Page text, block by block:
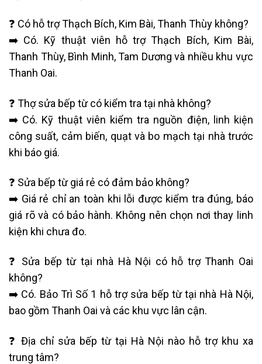
❓ Có hỗ trợ Thạch Bích, Kim Bài, Thanh Thùy không?
➡️ Có. Kỹ thuật viên hỗ trợ Thạch Bích, Kim Bài,
Thanh Thùy, Bình Minh, Tam Dương và nhiều khu vực
Thanh Oai.
❓ Thợ sửa bếp từ có kiểm tra tại nhà không?
➡️ Có. Kỹ thuật viên kiểm tra nguồn điện, linh kiện
công suất, cảm biến, quạt và bo mạch tại nhà trước
khi báo giá.
❓ Sửa bếp từ giá rẻ có đảm bảo không?
➡️ Giá rẻ chỉ an toàn khi lỗi được kiểm tra đúng, báo
giá rõ và có bảo hành. Không nên chọn nơi thay linh
kiện khi chưa đo.
❓ Sửa bếp từ tại nhà Hà Nội có hỗ trợ Thanh Oai
không?
➡️ Có. Bảo Trì Số 1 hỗ trợ sửa bếp từ tại nhà Hà Nội,
bao gồm Thanh Oai và các khu vực lân cận.
❓ Địa chỉ sửa bếp từ tại Hà Nội nào hỗ trợ khu xa
trung tâm?